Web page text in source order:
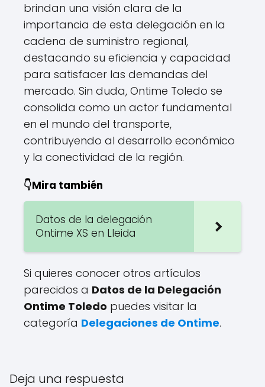
brindan una visión clara de la
importancia de esta delegación en la
cadena de suministro regional,
destacando su eficiencia y capacidad
para satisfacer las demandas del
mercado. Sin duda, Ontime Toledo se
consolida como un actor fundamental
en el mundo del transporte,
contribuyendo al desarrollo económico
y la conectividad de la región.
👇Mira también
Datos de la delegación
Ontime XS en Lleida
Si quieres conocer otros artículos
parecidos a Datos de la Delegación
Ontime Toledo puedes visitar la
categoría Delegaciones de Ontime.
Deja una respuesta